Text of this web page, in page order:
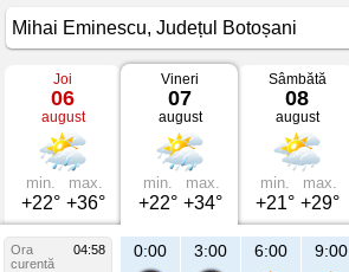
Vremea
Mihai
Eminescu
mâine
Județul
Botoșani
Joi
06
august
min.
+22°
max.
+36°
Vineri
07
august
min.
+22°
max.
+34°
Sâmbătă
08
august
min.
+21°
max.
+29°
Ora
04:58
curentă
21:00 Vi 0:00 3:00 6:00 9:00